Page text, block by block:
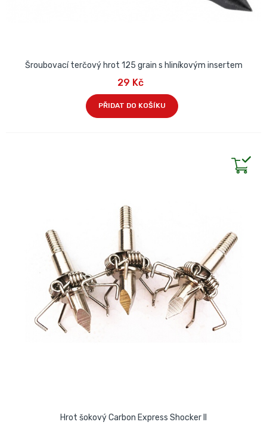
Šroubovací terčový hrot 125 grain s hliníkovým insertem
29 Kč
PŘIDAT DO KOŠÍKU
Hrot šokový Carbon Express Shocker II